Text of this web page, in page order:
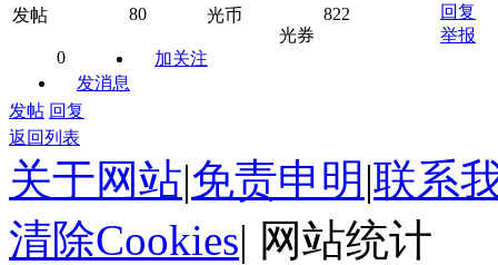
发帖 80 光币
822
光券
0
加关注
发消息
回复
举报
发帖 回复
返回列表
关于网站|免责申明 |联系
清除Cookies| 网站统计